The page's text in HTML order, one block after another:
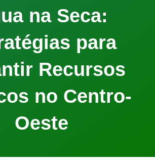
na Seca:
para
Recursos
no Centro-
Oeste